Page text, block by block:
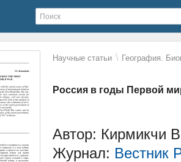
Научные статьи \ География.
Россия в годы Первой
Автор: Кирмикчи
Журнал: Вестник